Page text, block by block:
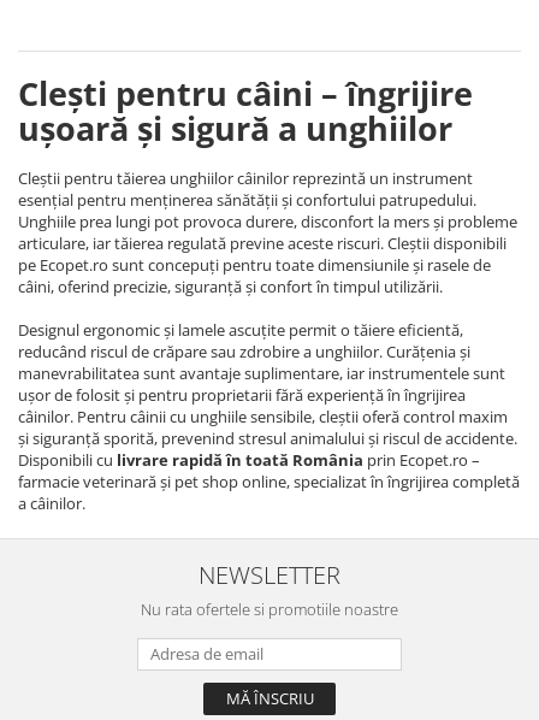
Clești pentru câini – îngrijire
ușoară și sigură a unghiilor
Cleștii pentru tăierea unghiilor câinilor reprezintă un instrument
esențial pentru menținerea sănătății și confortului patrupedului.
Unghiile prea lungi pot provoca durere, disconfort la mers și probleme
articulare, iar tăierea regulată previne aceste riscuri. Cleștii disponibili
pe Ecopet.ro sunt concepuți pentru toate dimensiunile și rasele de
câini, oferind precizie, siguranță și confort în timpul utilizării.
Designul ergonomic și lamele ascuțite permit o tăiere eficientă,
reducând riscul de crăpare sau zdrobire a unghiilor. Curățenia și
manevrabilitatea sunt avantaje suplimentare, iar instrumentele sunt
ușor de folosit și pentru proprietarii fără experiență în îngrijirea
câinilor. Pentru câinii cu unghiile sensibile, cleștii oferă control maxim
și siguranță sporită, prevenind stresul animalului și riscul de accidente.
Disponibili cu livrare rapidă în toată România prin Ecopet.ro –
farmacie veterinară și pet shop online, specializat în îngrijirea completă
a câinilor.
NEWSLETTER
Nu rata ofertele si promotiile noastre